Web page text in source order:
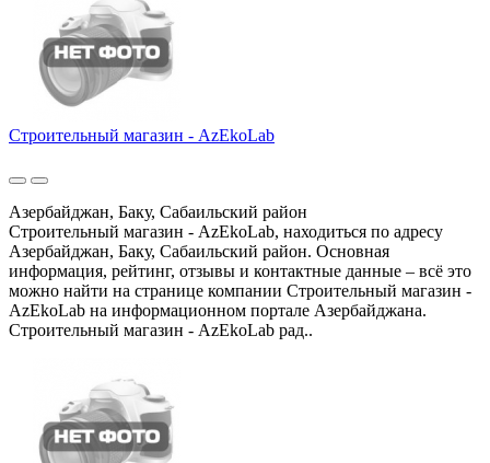
Строительный магазин - AzEkoLab
Азербайджан, Баку, Сабаильский район
Строительный магазин - AzEkoLab, находиться по адресу
Азербайджан, Баку, Сабаильский район. Основная
информация, рейтинг, отзывы и контактные данные – всё это
можно найти на странице компании Строительный магазин -
AzEkoLab на информационном портале Азербайджана.
Строительный магазин - AzEkoLab рад..